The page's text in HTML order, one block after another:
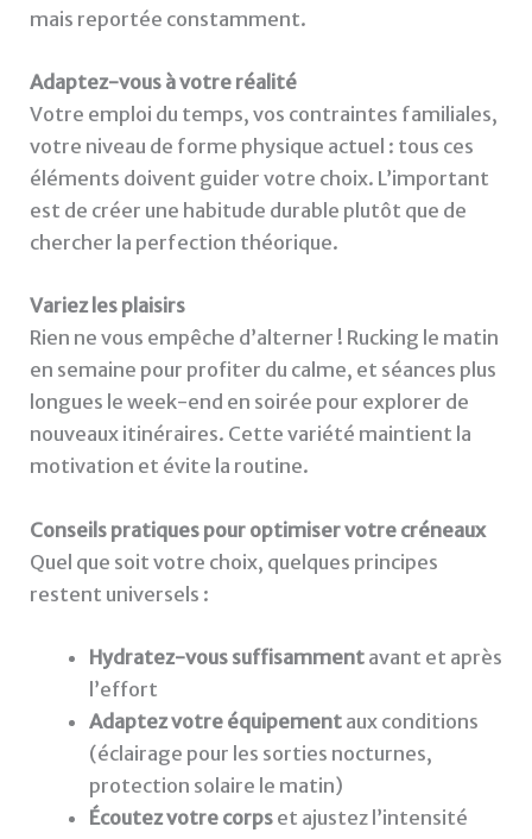
mais reportée constamment.
Adaptez-vous à votre réalité
Votre emploi du temps, vos contraintes familiales,
votre niveau de forme physique actuel : tous ces
éléments doivent guider votre choix. L’important
est de créer une habitude durable plutôt que de
chercher la perfection théorique.
Variez les plaisirs
Rien ne vous empêche d’alterner ! Rucking le matin
en semaine pour profiter du calme, et séances plus
longues le week-end en soirée pour explorer de
nouveaux itinéraires. Cette variété maintient la
motivation et évite la routine.
Conseils pratiques pour optimiser votre créneaux
Quel que soit votre choix, quelques principes
restent universels :
Hydratez-vous suffisammentavant et après
l’effort
Adaptez votre équipementaux conditions
(éclairage pour les sorties nocturnes,
protection solaire le matin)
Écoutez votre corpset ajustez l’intensité